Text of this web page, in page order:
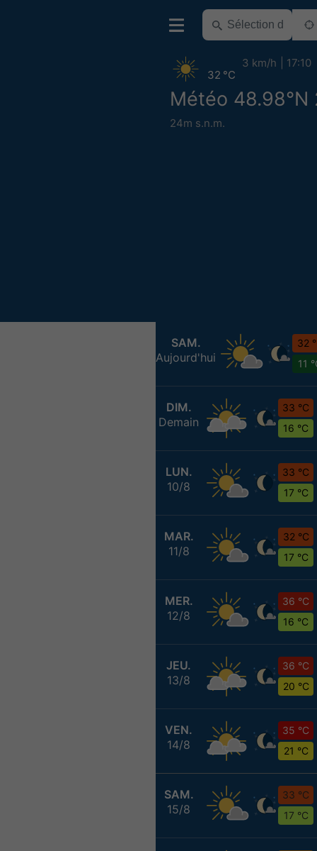
Météo 48.98°N
24m s.n.m.
32 °C
3 km/h 17:10
SAM.
Aujourd'hui
32
11
DIM.
Demain
33 °C
16 °C
LUN.
10/8
33 °C
17 °C
MAR.
11/8
32 °C
17 °C
MER.
12/8
36 °C
16 °C
JEU.
13/8
36 °C
20 °C
VEN.
14/8
35 °C
21 °C
SAM.
15/8
33 °C
17 °C